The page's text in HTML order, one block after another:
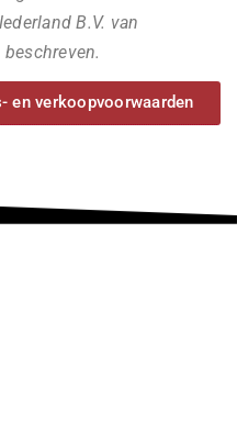
B.V. van
en verkoopvoorwaarden